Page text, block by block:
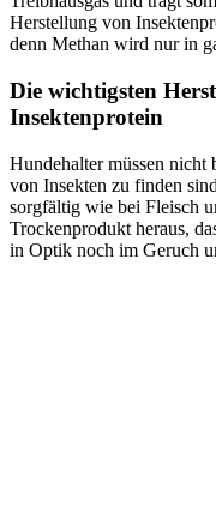
Herstellung von
denn Methan wird nur in
Die wichtigsten
Insektenprotein
Hundehalter müssen nicht
von Insekten zu finden
sorgfältig wie bei Fleisch
Trockenprodukt heraus,
in Optik noch im Geruch